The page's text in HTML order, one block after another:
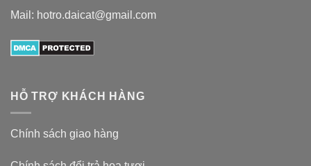
Mail: hotro.daicat@gmail.com
HỖ TRỢ KHÁCH HÀNG
Chính sách giao hàng